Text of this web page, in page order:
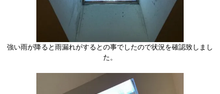
強い雨が降ると雨漏れがするとの事でしたので状況を確認致しまし
た。